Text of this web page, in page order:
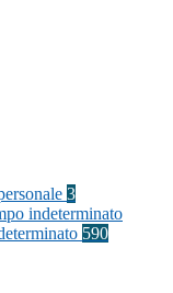
3
indeterminato
590